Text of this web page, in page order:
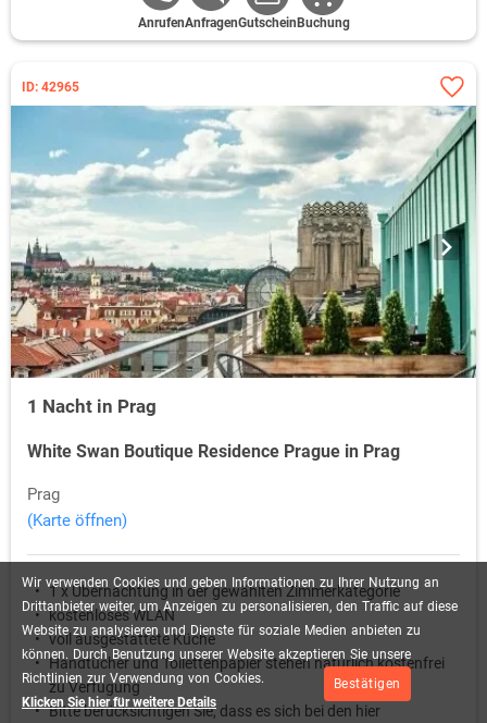
Wir verwenden Cookies und geben Informationen zu Ihrer Nutzung an
Drittanbieter weiter, um Anzeigen zu personalisieren, den Traffic auf diese
Website zu analysieren und Dienste für soziale Medien anbieten zu
können. Durch Benutzung unserer Website akzeptieren Sie unsere
Richtlinien zur Verwendung von Cookies.
Klicken Sie hier für weitere Details
Bestätigen
AnrufenAnfragenGutschein Buchung
ID: 42965
1 Nacht in Prag
White Swan Boutique Residence Prague in Prag
Prag
(Karte öffnen)
1 x Übernachtung in der gewählten Zimmerkategorie
kostenloses WLAN
voll ausgestattete Küche
Handtücher und Toilettenpapier stehen natürlich kostenfrei
zu Verfügung
Bitte berücksichtigen Sie, dass es sich bei den hier